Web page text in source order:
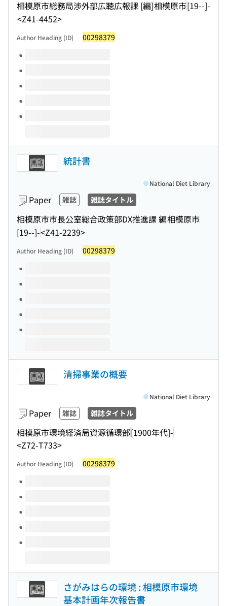
相模原市総務局渉外部広聴広報課 [編]相模原市[19--]-
<Z41-4452>
Author Heading (ID) 00298379
Volumes of this title
統計書
Paper 雑誌 雑誌タイトル
相模原市市長公室総合政策部DX推進課 編相模原市
[19--]-<Z41-2239>
National Diet Library
Author Heading (ID) 00298379
Volumes of this title
清掃事業の概要
Paper 雑誌 雑誌タイトル
相模原市環境経済局資源循環部[1900年代]-
<Z72-T733>
National Diet Library
Author Heading (ID) 00298379
Volumes of this title
さがみはらの環境 : 相模原市環境
基本計画年次報告書